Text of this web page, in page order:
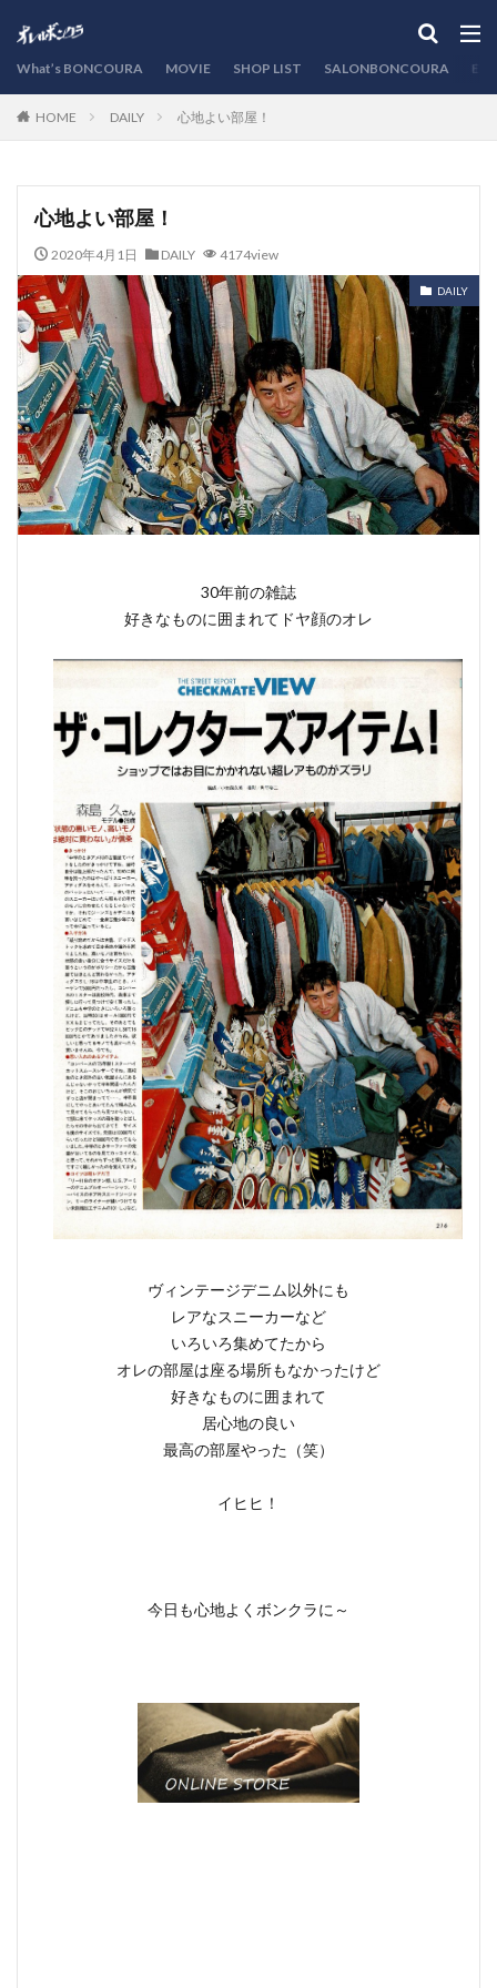
What’s BONCOURA MOVIE SHOP LIST SALONBONCOURA
HOME DAILY 心地よい部屋！
心地よい部屋！
2020年4月1日 DAILY 4174view
DAILY
30年前の雑誌
好きなものに囲まれてドヤ顔のオレ
ヴィンテージデニム以外にも
レアなスニーカーなど
いろいろ集めてたから
オレの部屋は座る場所もなかったけど
好きなものに囲まれて
居心地の良い
最高の部屋やった（笑）
イヒヒ！
今日も心地よくボンクラに～
カテゴリー
検索